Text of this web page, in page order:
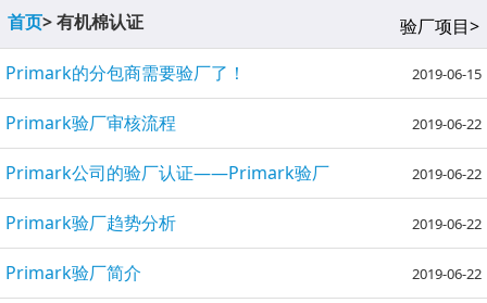
首页> 有机棉认证
验厂项目>
Primark的分包商需要验厂了！
2019-06-15
Primark验厂审核流程 2019-06-22
Primark公司的验厂认证——Primark验厂 2019-06-22
Primark验厂趋势分析 2019-06-22
Primark验厂简介 2019-06-22